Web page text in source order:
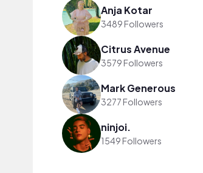
Anja Kotar
3489 Followers
Citrus Avenue
3579 Followers
Mark Generous
3277 Followers
ninjoi.
1549 Followers